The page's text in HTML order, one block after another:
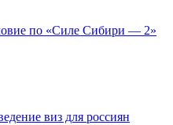
по «Силе Сибири — 2»
виз для россиян